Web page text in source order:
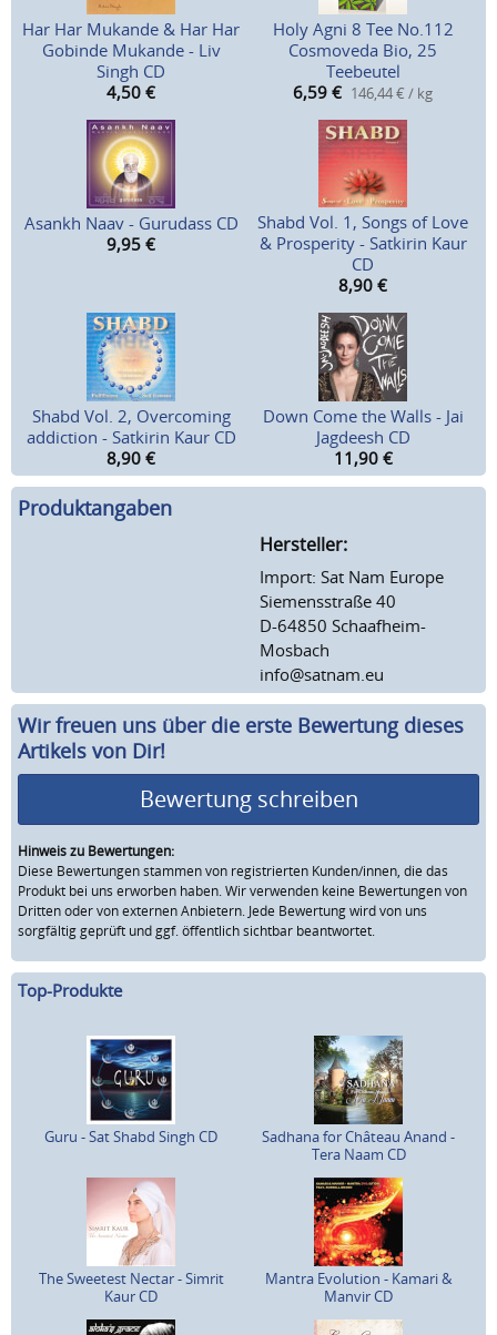
Har Har Mukande & Har Har
Gobinde Mukande - Liv
Singh CD
4,50 €
Holy Agni 8 Tee No.112
Cosmoveda Bio, 25
Teebeutel
6,59 € 146,44 € / kg
Asankh Naav - Gurudass CD
9,95 €
Shabd Vol. 1, Songs of Love
& Prosperity - Satkirin Kaur
CD
8,90 €
Shabd Vol. 2, Overcoming
addiction - Satkirin Kaur CD
8,90 €
Down Come the Walls - Jai
Jagdeesh CD
11,90 €
Produktangaben
Hersteller:
Import: Sat Nam Europe
Siemensstraße 40
D-64850 Schaafheim-
Mosbach
info@satnam.eu
Wir freuen uns über die erste Bewertung dieses
Artikels von Dir!
Bewertung schreiben
Hinweis zu Bewertungen:
Diese Bewertungen stammen von registrierten Kunden/innen, die das
Produkt bei uns erworben haben. Wir verwenden keine Bewertungen von
Dritten oder von externen Anbietern. Jede Bewertung wird von uns
sorgfältig geprüft und ggf. öffentlich sichtbar beantwortet.
Top-Produkte
Guru - Sat Shabd Singh CD
Sadhana for Château Anand -
Tera Naam CD
The Sweetest Nectar - Simrit
Kaur CD
Mantra Evolution - Kamari &
Manvir CD